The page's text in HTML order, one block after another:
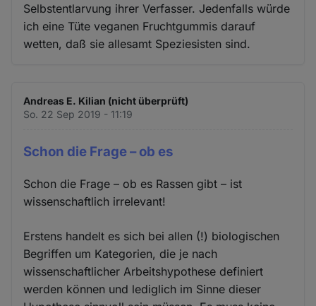
Selbstentlarvung ihrer Verfasser. Jedenfalls würde
ich eine Tüte veganen Fruchtgummis darauf
wetten, daß sie allesamt Speziesisten sind.
Andreas E. Kilian (nicht überprüft)
So. 22 Sep 2019 - 11:19
Schon die Frage – ob es
Schon die Frage – ob es Rassen gibt – ist
wissenschaftlich irrelevant!
Erstens handelt es sich bei allen (!) biologischen
Begriffen um Kategorien, die je nach
wissenschaftlicher Arbeitshypothese definiert
werden können und lediglich im Sinne dieser